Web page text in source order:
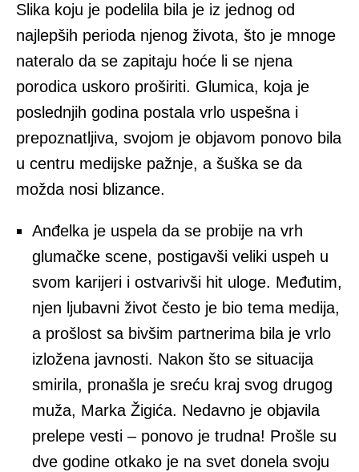
Slika koju je podelila bila je iz jednog od
najlepših perioda njenog života, što je mnoge
nateralo da se zapitaju hoće li se njena
porodica uskoro proširiti. Glumica, koja je
poslednjih godina postala vrlo uspešna i
prepoznatljiva, svojom je objavom ponovo bila
u centru medijske pažnje, a šuška se da
možda nosi blizance.
Anđelka je uspela da se probije na vrh
glumačke scene, postigavši veliki uspeh u
svom karijeri i ostvarivši hit uloge. Međutim,
njen ljubavni život često je bio tema medija,
a prošlost sa bivšim partnerima bila je vrlo
izložena javnosti. Nakon što se situacija
smirila, pronašla je sreću kraj svog drugog
muža, Marka Žigića. Nedavno je objavila
prelepe vesti – ponovo je trudna! Prošle su
dve godine otkako je na svet donela svoju